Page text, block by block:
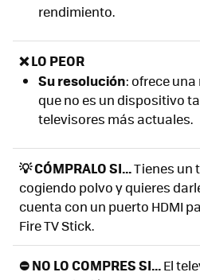
rendimiento.
❌ LO PEOR
Su resolución: ofrece
que no es un dispositivo
televisores más actuales.
💡 CÓMPRALO SI...Tienes un
cogiendo polvo y quieres
cuenta con un puerto HDMI
Fire TV Stick.
⛔ NO LO COMPRES SI...El